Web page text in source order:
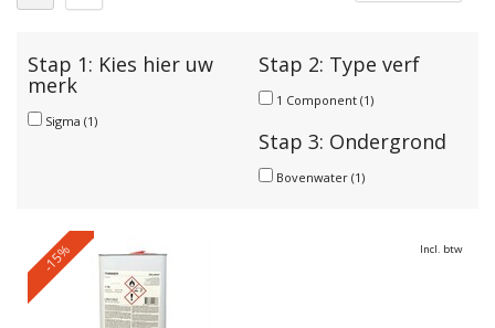
Stap 1: Kies hier uw
merk
Sigma (1)
Stap 2: Type verf
1 Component (1)
Stap 3: Ondergrond
Bovenwater (1)
-15% Incl. btw